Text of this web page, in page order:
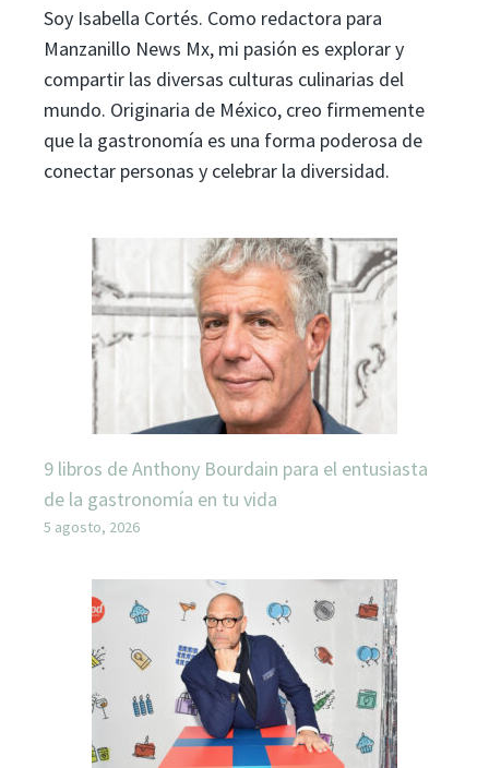
Soy Isabella Cortés. Como redactora para
Manzanillo News Mx, mi pasión es explorar y
compartir las diversas culturas culinarias del
mundo. Originaria de México, creo firmemente
que la gastronomía es una forma poderosa de
conectar personas y celebrar la diversidad.
9 libros de Anthony Bourdain para el entusiasta
de la gastronomía en tu vida
5 agosto, 2026